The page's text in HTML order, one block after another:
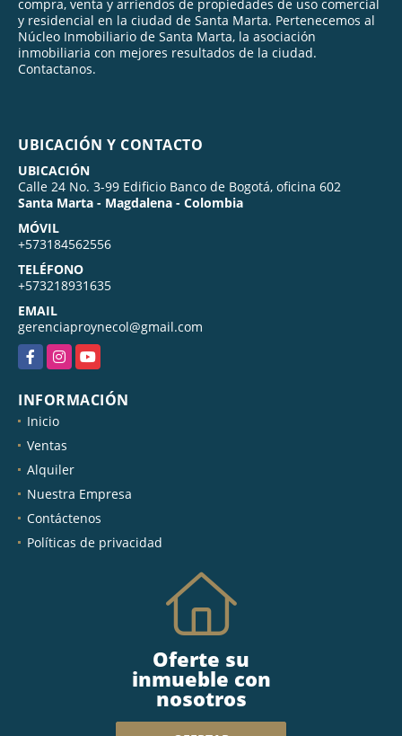
compra, venta y arriendos de propiedades de uso comercial
y residencial en la ciudad de Santa Marta. Pertenecemos al
Núcleo Inmobiliario de Santa Marta, la asociación
inmobiliaria con mejores resultados de la ciudad.
Contactanos.
UBICACIÓN Y CONTACTO
UBICACIÓN
Calle 24 No. 3-99 Edificio Banco de Bogotá, oficina 602
Santa Marta - Magdalena - Colombia
MÓVIL
+573184562556
TELÉFONO
+573218931635
EMAIL
gerenciaproynecol@gmail.com
FacebookInstagramYouTube
INFORMACIÓN
Inicio
Ventas
Alquiler
Nuestra Empresa
Contáctenos
Políticas de privacidad
Oferte su
inmueble con
nosotros